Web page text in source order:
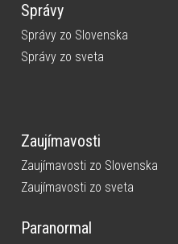
Správy
Správy zo Slovenska
Správy zo sveta
Zaujímavosti
Zaujímavosti zo Slovenska
Zaujímavosti zo sveta
Paranormal